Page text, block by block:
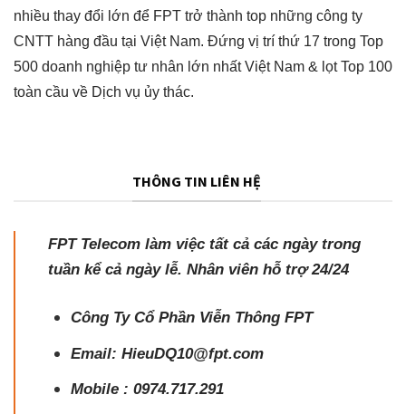
nhiều thay đổi lớn để FPT trở thành top những công ty
CNTT hàng đầu tại Việt Nam. Đứng vị trí thứ 17 trong Top
500 doanh nghiệp tư nhân lớn nhất Việt Nam & lọt Top 100
toàn cầu về Dịch vụ ủy thác.
THÔNG TIN LIÊN HỆ
FPT Telecom làm việc tất cả các ngày trong
tuần kể cả ngày lễ. Nhân viên hỗ trợ 24/24
Công Ty Cổ Phần Viễn Thông FPT
Email: HieuDQ10@fpt.com
Mobile : 0974.717.291